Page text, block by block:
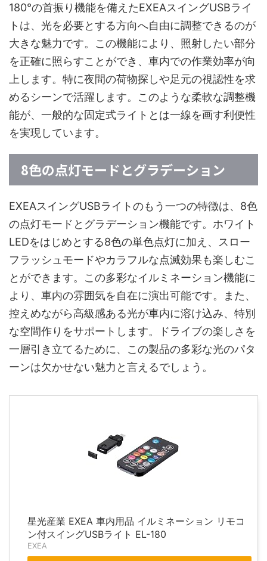
180°の首振り機能を備えたEXEAスイングUSBライ
トは、光を必要とする方向へ自由に調整できるのが
大きな魅力です。この機能により、照射したい部分
を正確に照らすことができ、車内での作業効率が向
上します。特に夜間の荷物探しや足元の視認性を求
めるシーンで活躍します。このような柔軟な調整機
能が、一般的な固定式ライトとは一線を画す利便性
を実現しています。
8色の点灯モードとグラデーション
EXEAスイングUSBライトのもう一つの特徴は、8色
の点灯モードとグラデーション機能です。ホワイト
LEDをはじめとする8色の単色点灯に加え、スロー
フラッシュモードやカラフルな点滅効果も楽しむこ
とができます。この多彩なイルミネーション機能に
より、車内の雰囲気を自在に演出可能です。また、
控えめながら高級感ある光が車内に溶け込み、特別
な空間作りをサポートします。ドライブの楽しさを
一層引き立てるために、この製品の多彩な光のパタ
ーンは欠かせない魅力と言えるでしょう。
星光産業 EXEA 車内用品 イルミネーション リモコ
ン付スイングUSBライト EL-180
EXEA